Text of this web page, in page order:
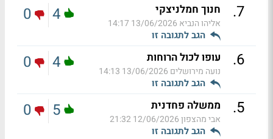
7
. חנוך חמלניצקי
אליהו הנביא 13/06/2026 14:17
הגב לתגובה זו
4
0
6
. עופו לכול הרוחות
נועה מירושלים 13/06/2026 14:13
הגב לתגובה זו
4
0
5
. ממשלה פחדנית
אבי מהצפון12/06/2026 21:32
הגב לתגובה זו
5
0